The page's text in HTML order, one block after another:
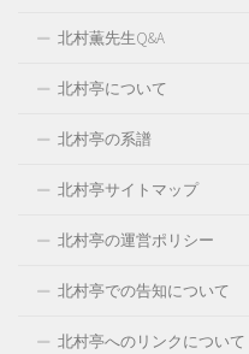
北村薫先生Q&A
北村亭について
北村亭の系譜
北村亭サイトマップ
北村亭の運営ポリシー
北村亭での告知について
北村亭へのリンクについて